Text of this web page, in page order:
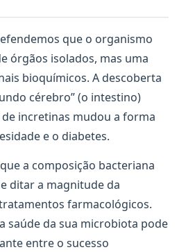
que o organismo
órgãos isolados, mas uma
bioquímicos. A descoberta
cérebro” (o intestino)
incretinas mudou a forma
e o diabetes.
a composição bacteriana
ditar a magnitude da
farmacológicos.
saúde da sua microbiota pode
entre o sucesso